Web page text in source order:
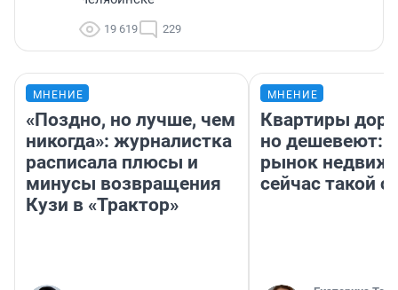
19 619 229
МНЕНИЕ
«Поздно, но лучше, чем
никогда»: журналистка
расписала плюсы и
минусы возвращения
Кузи в «Трактор»
МНЕНИЕ
Квартиры
но дешевеют:
рынок
сейчас такой